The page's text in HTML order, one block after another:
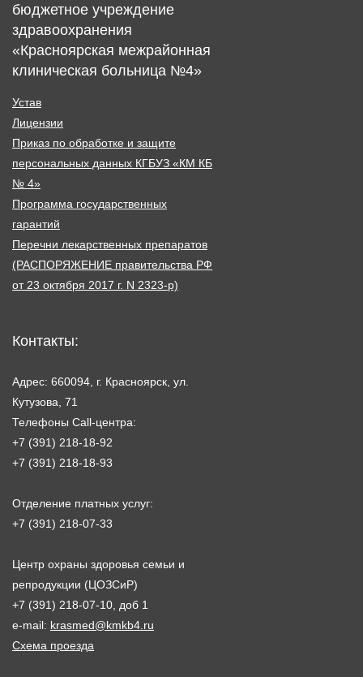
бюджетное учреждение
здравоохранения
«Красноярская межрайонная
клиническая больница №4»
Устав
Лицензии
Приказ по обработке и защите
персональных данных КГБУЗ «КМ КБ
№ 4»
Программа государственных
гарантий
Перечни лекарственных препаратов
(РАСПОРЯЖЕНИЕ правительства РФ
от 23 октября 2017 г. N 2323-р)
Контакты:
Адрес: 660094, г. Красноярск, ул.
Кутузова, 71
Телефоны Call-центра:
+7 (391) 218-18-92
+7 (391) 218-18-93
Отделение платных услуг:
+7 (391) 218-07-33
Центр охраны здоровья семьи и
репродукции (ЦОЗСиР)
+7 (391) 218-07-10, доб 1
e-mail: krasmed@kmkb4.ru
Схема проезда